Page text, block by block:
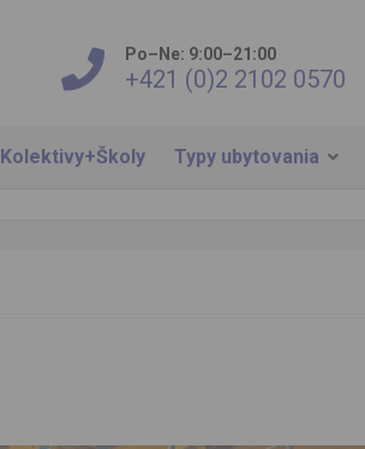
Po–Ne: 9:00–21:00
+421 (0)2 2102 0570
Kolektivy+Školy Typy ubytovania